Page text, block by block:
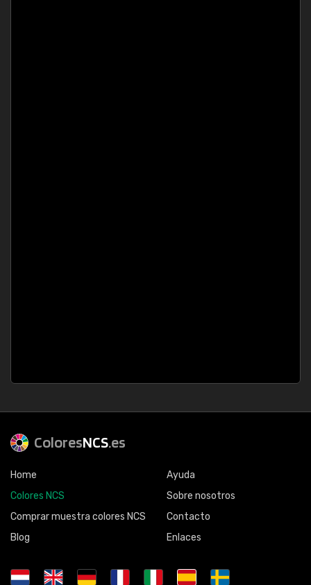
ColoresNCS.es
Home
Colores NCS
Comprar muestra colores NCS
Blog
Ayuda
Sobre nosotros
Contacto
Enlaces